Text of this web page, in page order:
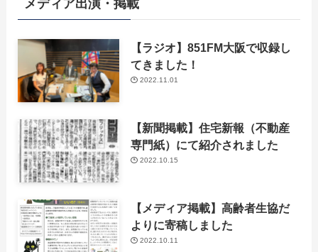
メディア出演・掲載
【ラジオ】851FM大阪で収録し
てきました！
2022.11.01
【新聞掲載】住宅新報（不動産
専門紙）にて紹介されました
2022.10.15
【メディア掲載】高齢者生協だ
よりに寄稿しました
2022.10.11